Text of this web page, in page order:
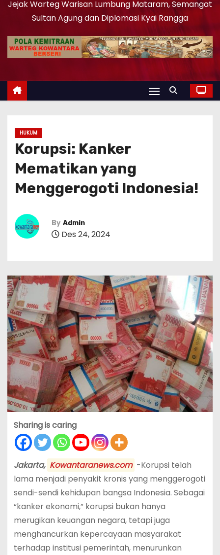
Jejak Warteg Warisan Lumbung Mataram, Semangat
Sultan Agung dan Diplomasi Kyai Rangga
HUKUM
Korupsi: Kanker
Mematikan yang
Menggerogoti Indonesia!
By Admin
Des 24, 2024
Sharing is caring
Jakarta, Kowantaranews.com -Korupsi telah
lama menjadi penyakit kronis yang menggerogoti
sendi-sendi kehidupan bangsa Indonesia. Sebagai
“kanker ekonomi,” korupsi bukan hanya
merugikan keuangan negara, tetapi juga
menghancurkan kepercayaan masyarakat
terhadap institusi pemerintah, menurunkan